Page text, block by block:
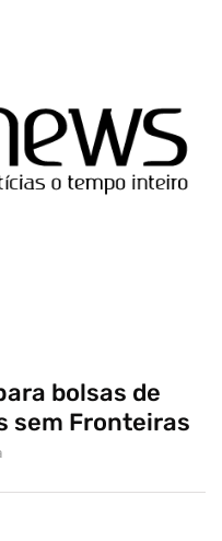
bolsas de
sem Fronteiras